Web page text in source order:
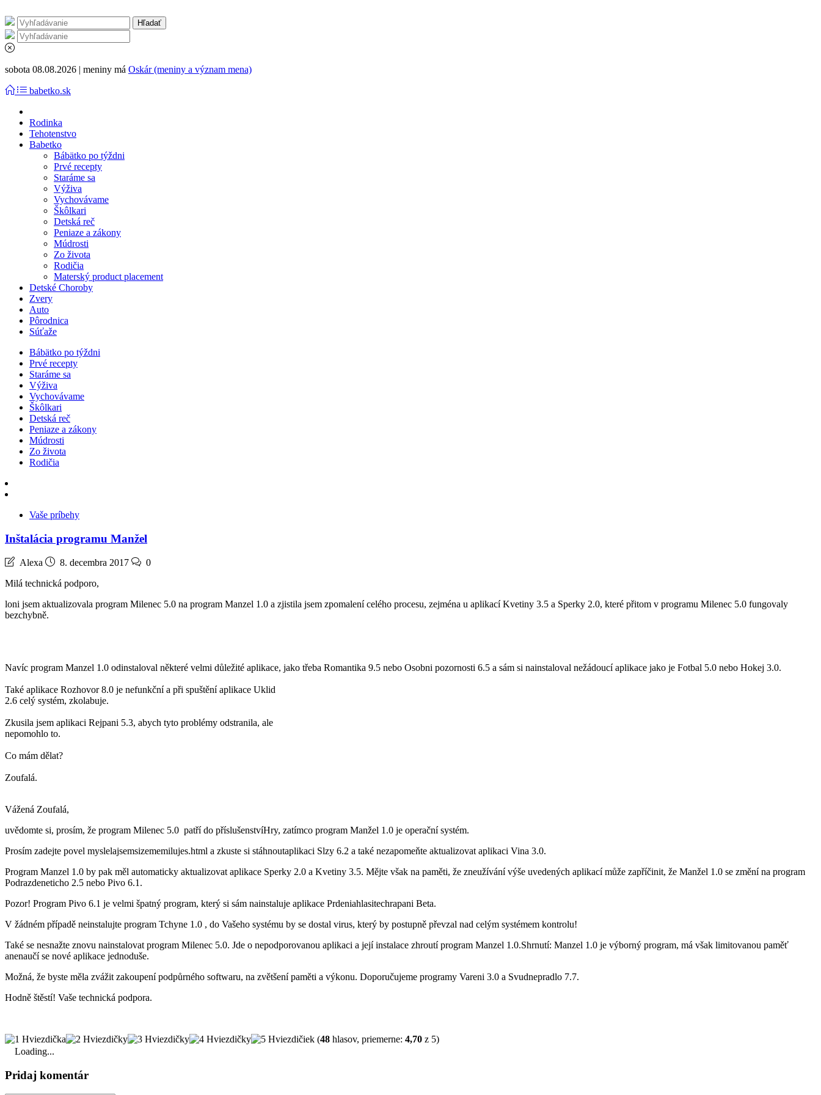
sobota 08.08.2026 | meniny má Oskár (meniny a význam mena)
babetko.sk
Rodinka
Tehotenstvo
Babetko
Bábätko po týždni
Prvé recepty
Staráme sa
Výživa
Vychovávame
Škôlkari
Detská reč
Peniaze a zákony
Múdrosti
Zo života
Rodičia
Materský product placement
Detské Choroby
Zvery
Auto
Pôrodnica
Súťaže
Bábätko po týždni
Prvé recepty
Staráme sa
Výživa
Vychovávame
Škôlkari
Detská reč
Peniaze a zákony
Múdrosti
Zo života
Rodičia
Vaše príbehy
Inštalácia programu Manžel
Alexa 8. decembra 2017
0
Milá technická podporo,
loni jsem aktualizovala program Milenec 5.0 na program Manzel 1.0 a zjistila jsem zpomalení celého procesu, zejména u aplikací Kvetiny 3.5 a Sperky 2.0, které přitom v programu Milenec 5.0 fungovaly
bezchybně.
Navíc program Manzel 1.0 odinstaloval některé velmi důležité aplikace, jako třeba Romantika 9.5 nebo Osobni pozornosti 6.5 a sám si nainstaloval nežádoucí aplikace jako je Fotbal 5.0 nebo Hokej 3.0.
Také aplikace Rozhovor 8.0 je nefunkční a při spuštění aplikace Uklid
2.6 celý systém, zkolabuje.
Zkusila jsem aplikaci Rejpani 5.3, abych tyto problémy odstranila, ale
nepomohlo to.
Co mám dělat?
Zoufalá.
Vážená Zoufalá,
uvědomte si, prosím, že program Milenec 5.0 patří do příslušenstvíHry, zatímco program Manžel 1.0 je operační systém.
Prosím zadejte povel myslelajsemsizememilujes.html a zkuste si stáhnoutaplikaci Slzy 6.2 a také nezapomeňte aktualizovat aplikaci Vina 3.0.
Program Manzel 1.0 by pak měl automaticky aktualizovat aplikace Sperky 2.0 a Kvetiny 3.5. Mějte však na paměti, že zneužívání výše uvedených aplikací může zapříčinit, že Manžel 1.0 se změní na program
Podrazdeneticho 2.5 nebo Pivo 6.1.
Pozor! Program Pivo 6.1 je velmi špatný program, který si sám nainstaluje aplikace Prdeniahlasitechrapani Beta.
V žádném případě neinstalujte program Tchyne 1.0 , do Vašeho systému by se dostal virus, který by postupně převzal nad celým systémem kontrolu!
Také se nesnažte znovu nainstalovat program Milenec 5.0. Jde o nepodporovanou aplikaci a její instalace zhroutí program Manzel 1.0.Shrnutí: Manzel 1.0 je výborný program, má však limitovanou paměť
anenaučí se nové aplikace jednoduše.
Možná, že byste měla zvážit zakoupení podpůrného softwaru, na zvětšení paměti a výkonu. Doporučujeme programy Vareni 3.0 a Svudnepradlo 7.7.
Hodně štěstí! Vaše technická podpora.
(48 hlasov, priemerne: 4,70 z 5)
Loading...
Pridaj komentár